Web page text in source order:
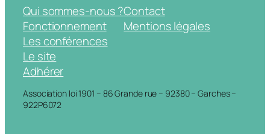
Qui sommes-nous ?
Fonctionnement
Les conférences
Le site
Adhérer
Contact
Mentions légales
Association loi 1901 – 86 Grande rue – 92380 – Garches –
922P6072